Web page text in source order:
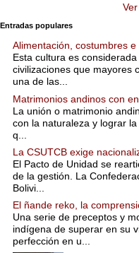
Entradas populares
Alimentación, costumbres
Esta cultura es
civilizaciones que mayores
una de las...
Matrimonios andinos con
La unión o matrimonio
con la naturaleza y lograr
q...
La CSUTCB exige
El Pacto de Unidad se
de la gestión. La
Bolivi...
El ñande reko, la
Una serie de preceptos y
indígena de superar en su
perfección en u...